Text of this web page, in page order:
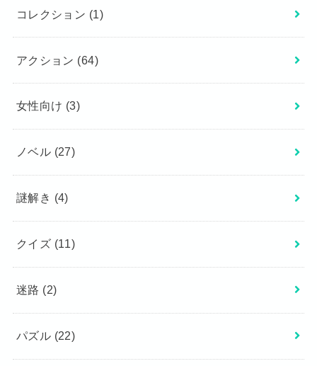
コレクション (1)
アクション (64)
女性向け (3)
ノベル (27)
謎解き (4)
クイズ (11)
迷路 (2)
パズル (22)